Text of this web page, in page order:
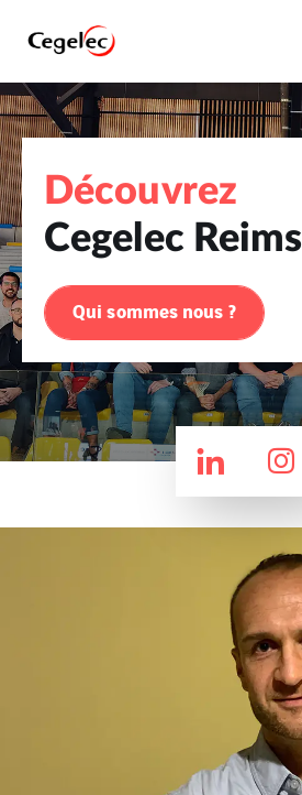
Découvrez
Cegelec Reims
Qui sommes nous ?